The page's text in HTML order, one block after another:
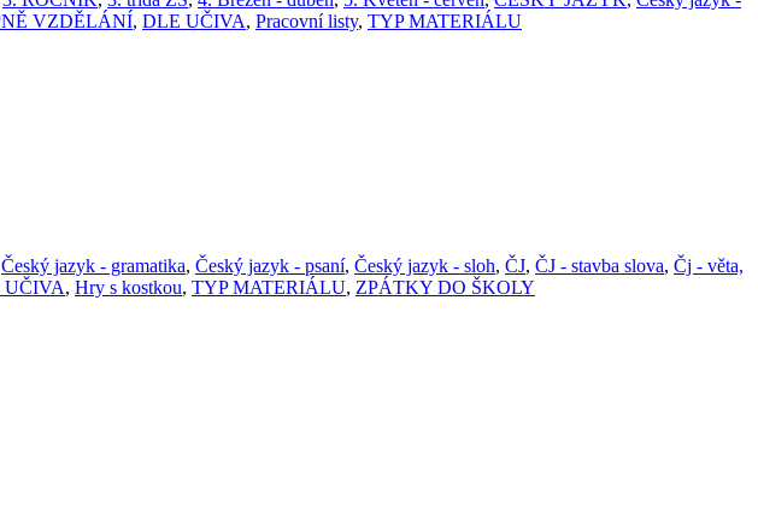
VZDĚLÁNÍ, DLE UČIVA, Pracovní listy, TYP MATERIÁLU
Český jazyk - gramatika, Český jazyk - psaní, Český jazyk - sloh, ČJ, ČJ - stavba slova, Čj - věta,
UČIVA, Hry s kostkou, TYP MATERIÁLU, ZPÁTKY DO ŠKOLY